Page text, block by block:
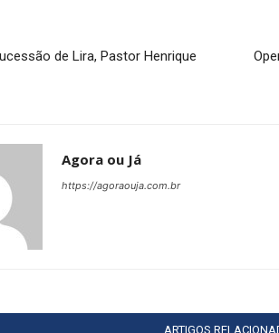
de Lira, Pastor Henrique
Agora ou Já
https://agoraouja.com.br
ARTIGOS